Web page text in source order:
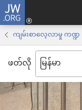
JW.ORG
ကျမ်းစာလေ့လာမှု ကဏ္ဍ
ဖတ်လို